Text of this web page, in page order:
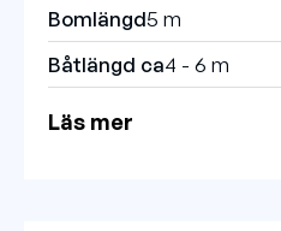
Bomlängd5 m
Båtlängd ca4 - 6 m
Läs mer